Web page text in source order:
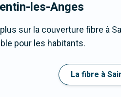
les-Anges
sur la couverture fibre à
pour les habitants.
La fibre à